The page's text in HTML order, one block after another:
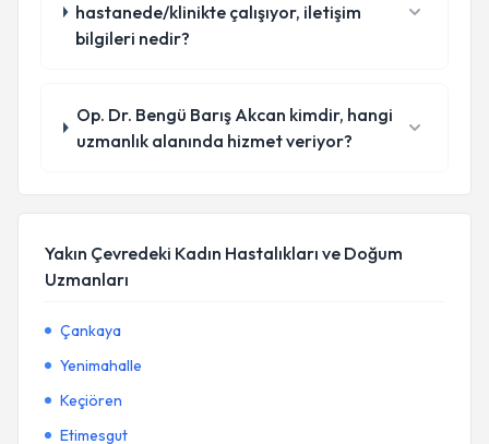
hastanede/klinikte çalışıyor, iletişim
bilgileri nedir?
Op. Dr. Bengü Barış Akcan kimdir, hangi
uzmanlık alanında hizmet veriyor?
Yakın Çevredeki Kadın Hastalıkları ve Doğum
Uzmanları
Çankaya
Yenimahalle
Keçiören
Etimesgut